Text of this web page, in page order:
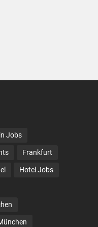
Jobs
Frankfurt
Hotel Jobs